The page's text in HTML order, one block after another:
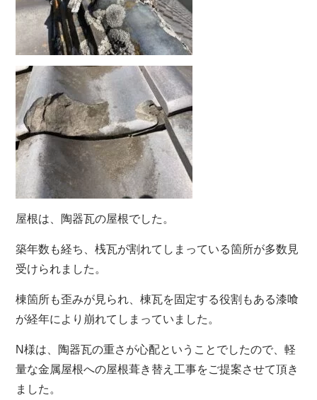
屋根は、陶器瓦の屋根でした。
築年数も経ち、桟瓦が割れてしまっている箇所が多数見
受けられました。
棟箇所も歪みが見られ、棟瓦を固定する役割もある漆喰
が経年により崩れてしまっていました。
N様は、陶器瓦の重さが心配ということでしたので、軽
量な金属屋根への屋根葺き替え工事をご提案させて頂き
ました。